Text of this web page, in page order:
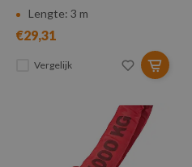
Lengte: 3 m
€29,31
Vergelijk